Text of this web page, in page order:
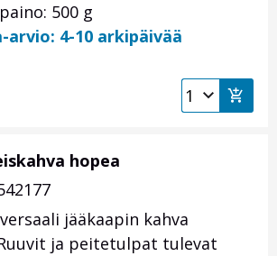
500 g
4-10 arkipäivää
hopea
jääkaapin kahva
ja peitetulpat tulevat